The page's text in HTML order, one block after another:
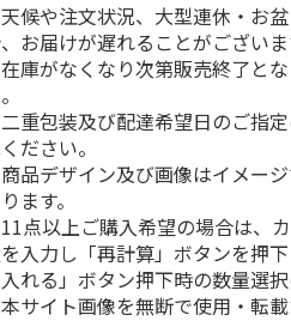
1,100円
(送料別・税込)
2,200円
(送料別・税
候や注文状況、大型連休・お
お届けが遅れることがござい
庫がなくなり次第販売終了と
重包装及び配達希望日のご指
ださい。
品デザイン及び画像はイメー
ます。
点以上ご購入希望の場合は、
入力し「再計算」ボタンを押
れる」ボタン押下時の数量選択
サイト画像を無断で使用・転載